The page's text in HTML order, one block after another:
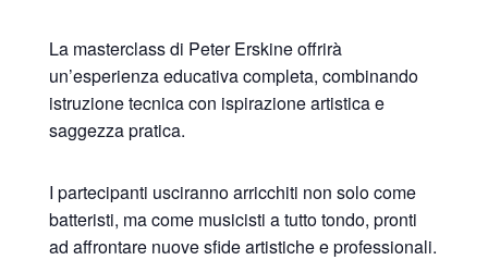
La masterclass di Peter Erskine offrirà
un’esperienza educativa completa, combinando
istruzione tecnica con ispirazione artistica e
saggezza pratica.
I partecipanti usciranno arricchiti non solo come
batteristi, ma come musicisti a tutto tondo, pronti
ad affrontare nuove sfide artistiche e professionali.